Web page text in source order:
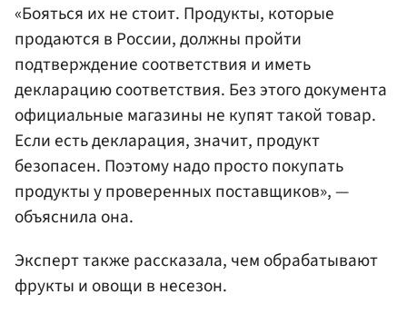
«Бояться их не стоит. Продукты, которые
продаются в России, должны пройти
подтверждение соответствия и иметь
декларацию соответствия. Без этого документа
официальные магазины не купят такой товар.
Если есть декларация, значит, продукт
безопасен. Поэтому надо просто покупать
продукты у проверенных поставщиков», —
объяснила она.
Эксперт также рассказала, чем обрабатывают
фрукты и овощи в несезон.